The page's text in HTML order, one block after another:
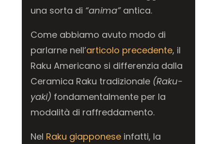
una sorta di “anima”antica.
Come abbiamo avuto modo di
parlarne nell’articolo precedente, il
Raku Americano si differenzia dalla
Ceramica Raku tradizionale (Raku-
yaki) fondamentalmente per la
modalità di raffreddamento.
Nel Raku giapponeseinfatti, la